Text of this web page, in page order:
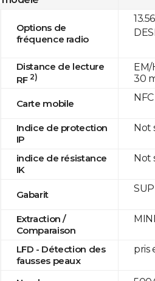
Options de
fréquence radio
Distance de lecture
RF 2)
Carte mobile
Indice de protection
IP
indice de résistance
IK
Gabarit
Extraction /
Comparaison
LFD - Détection des
fausses peaux
EM/
30
NFC
Not
Not
pris